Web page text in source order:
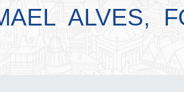
ALVES,